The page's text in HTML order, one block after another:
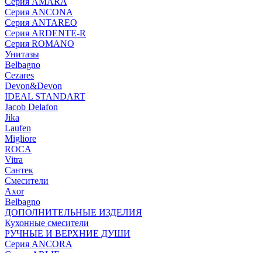
Серия ANCONA
Серия ANTAREO
Серия ARDENTE-R
Серия ROMANO
Унитазы
Belbagno
Cezares
Devon&Devon
IDEAL STANDART
Jacob Delafon
Jika
Laufen
Migliore
ROCA
Vitra
Сантек
Смесители
Axor
Belbagno
ДОПОЛНИТЕЛЬНЫЕ ИЗДЕЛИЯ
Кухонные смесители
РУЧНЫЕ И ВЕРХНИЕ ДУШИ
Серия ANCORA